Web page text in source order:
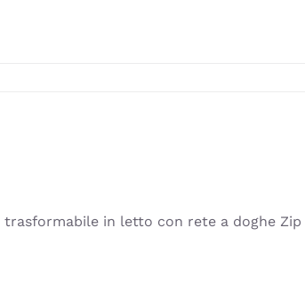
in letto con rete a doghe